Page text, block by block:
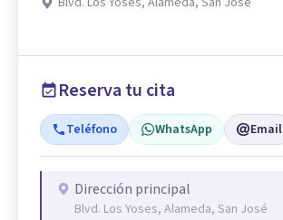
Reserva tu cita
Teléfono WhatsApp Email
Dirección principal
Blvd. Los Yoses, Alameda, San José